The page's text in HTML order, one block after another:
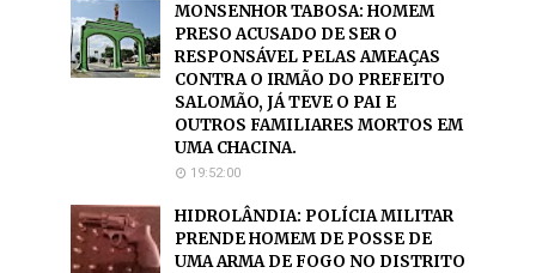
MONSENHOR TABOSA: HOMEM
PRESO ACUSADO DE SER O
RESPONSÁVEL PELAS AMEAÇAS
CONTRA O IRMÃO DO PREFEITO
SALOMÃO, JÁ TEVE O PAI E
OUTROS FAMILIARES MORTOS EM
UMA CHACINA.
19:52:00
HIDROLÂNDIA: POLÍCIA MILITAR
PRENDE HOMEM DE POSSE DE
UMA ARMA DE FOGO NO DISTRITO